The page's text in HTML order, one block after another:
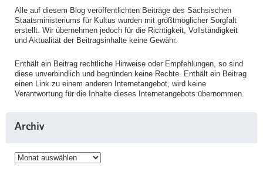
Alle auf diesem Blog veröffentlichten Beiträge des Sächsischen
Staatsministeriums für Kultus wurden mit größtmöglicher Sorgfalt
erstellt. Wir übernehmen jedoch für die Richtigkeit, Vollständigkeit
und Aktualität der Beitragsinhalte keine Gewähr.
Enthält ein Beitrag rechtliche Hinweise oder Empfehlungen, so sind
diese unverbindlich und begründen keine Rechte. Enthält ein Beitrag
einen Link zu einem anderen Internetangebot, wird keine
Verantwortung für die Inhalte dieses Internetangebots übernommen.
Archiv
Archiv